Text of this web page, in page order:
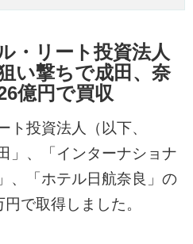
・リート投資法人
い撃ちで成田、奈
億円で買収
ト投資法人（以下、
」、「インターナショナ
、「ホテル日航奈良」の
で取得しました。